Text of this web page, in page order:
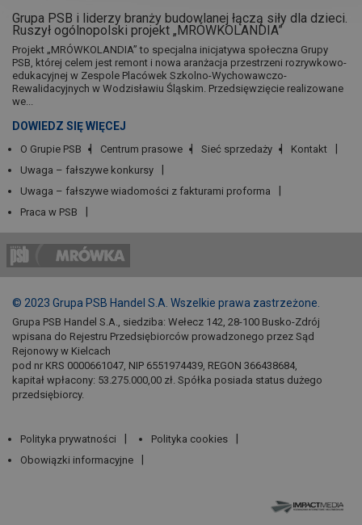
Grupa PSB i liderzy branży budowlanej łączą siły dla dzieci.
Ruszył ogólnopolski projekt „MRÓWKOLANDIA”
Projekt „MRÓWKOLANDIA” to specjalna inicjatywa społeczna Grupy
PSB, której celem jest remont i nowa aranżacja przestrzeni rozrywkowo-
edukacyjnej w Zespole Placówek Szkolno-Wychowawczo-
Rewalidacyjnych w Wodzisławiu Śląskim. Przedsięwzięcie realizowane
we...
DOWIEDZ SIĘ WIĘCEJ
O Grupie PSB Centrum prasowe Sieć sprzedaży
Kontakt
Uwaga – fałszywe konkursy
Uwaga – fałszywe wiadomości z fakturami proforma
Praca w PSB
© 2023 Grupa PSB Handel S.A. Wszelkie prawa zastrzeżone.
Grupa PSB Handel S.A., siedziba: Wełecz 142, 28-100 Busko-Zdrój
wpisana do Rejestru Przedsiębiorców prowadzonego przez Sąd
Rejonowy w Kielcach
pod nr KRS 0000661047, NIP 6551974439, REGON 366438684,
kapitał wpłacony: 53.275.000,00 zł. Spółka posiada status dużego
przedsiębiorcy.
Polityka prywatności
Polityka cookies
Obowiązki informacyjne